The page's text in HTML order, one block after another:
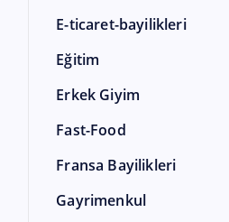
E-ticaret-bayilikleri
Eğitim
Erkek Giyim
Fast-Food
Fransa Bayilikleri
Gayrimenkul